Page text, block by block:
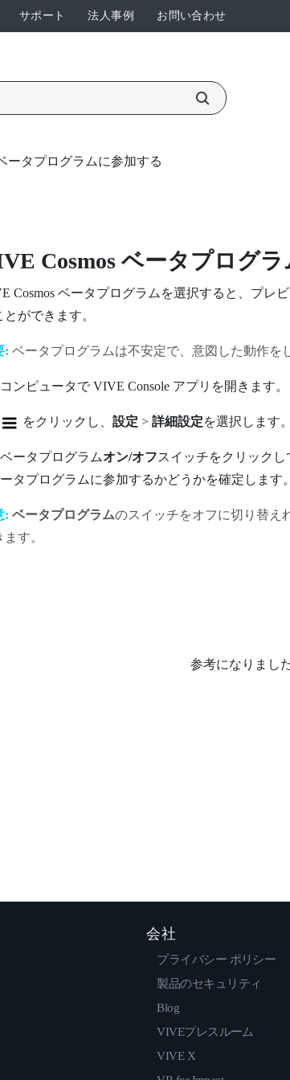
サポート 法人事例 お問い合わせ
ータプログラムに参加する
Cosmosベータプログラ
Cosmosベータプログラムを選択すると、プレ
とができます。
: ベータプログラムは不安定で、意図した動作を
コンピュータで VIVE Consoleアプリを開きます。
をクリックし、 設定 > 詳細設定を選択します。
ベータプログラムオン/オフスイッチをクリックし
ータプログラムに参加するかどうかを確定します。
: ベータプログラムのスイッチをオフに切り替え
ます。
参考になりまし
会社
プライバシー ポリシー
製品のセキュリティ
Blog
VIVEプレスルーム
VIVE X